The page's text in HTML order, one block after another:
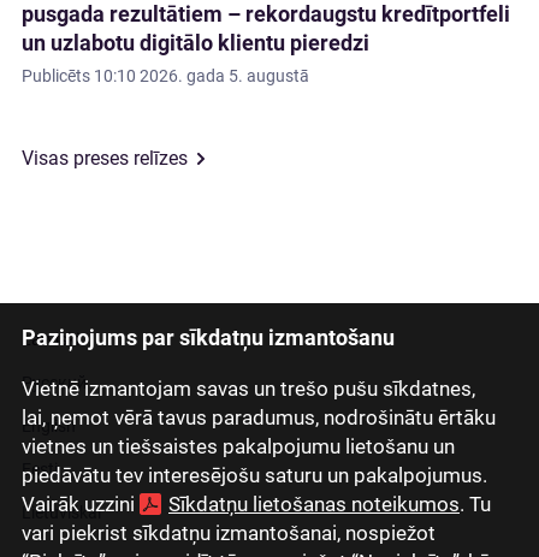
Paziņojums par sīkdatņu izmantošanu
Vietnē izmantojam savas un trešo pušu sīkdatnes,
lai, ņemot vērā tavus paradumus, nodrošinātu ērtāku
vietnes un tiešsaistes pakalpojumu lietošanu un
piedāvātu tev interesējošu saturu un pakalpojumus.
Vairāk uzzini
Sīkdatņu lietošanas noteikumos. Tu
vari piekrist sīkdatņu izmantošanai, nospiežot
pusgada rezultātiem – rekordaugstu kredītportfeli
un uzlabotu digitālo klientu pieredzi
Publicēts 10:10 2026. gada 5. augustā
Visas preses relīzes
Latviski
Русский
English
Eesti
Lietuviškai